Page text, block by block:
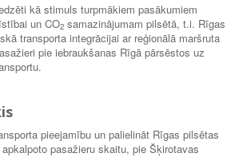
kā stimuls turpmākiem pasākumiem
un CO2 samazinājumam pilsētā, t.i. Rīgas
transporta integrācijai ar reģionālā maršruta
pie iebraukšanas Rīgā pārsēstos uz
pieejamību un palielināt Rīgas pilsētas
pasažieru skaitu, pie Šķirotavas